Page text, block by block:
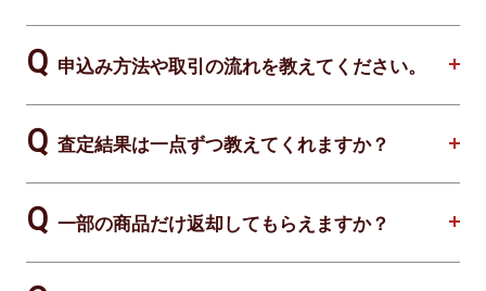
申込み方法や取引の流れを教えてください。
査定結果は一点ずつ教えてくれますか？
一部の商品だけ返却してもらえますか？